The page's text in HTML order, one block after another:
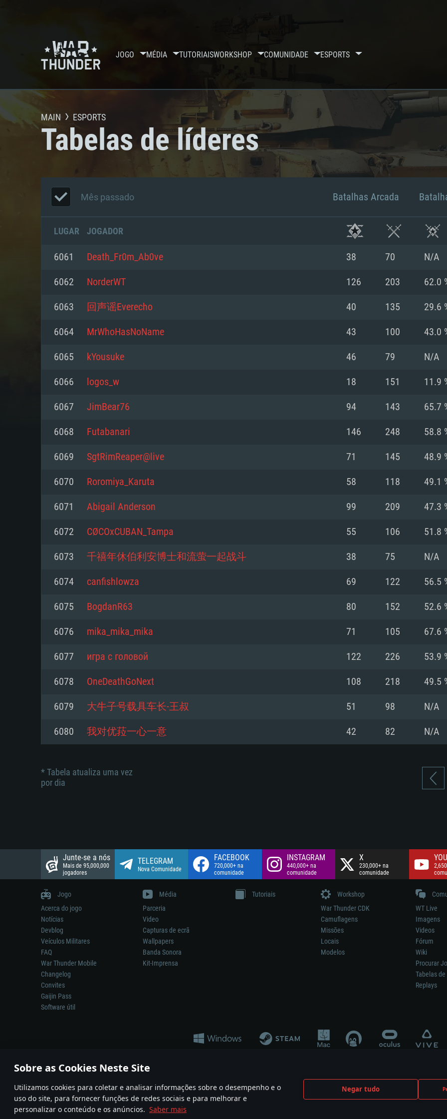
Sobre as Cookies Neste Site
Utilizamos cookies para coletar e analisar informações sobre o desempenho e o
uso do site, para fornecer funções de redes sociais e para melhorar e
personalizar o conteúdo e os anúncios. Saber mais
Negar tudo
JOGO MÉDIA TUTORIAISWORKSHOP COMUNIDADE ESPORTS
REQUERIMENTOS DE
Mínimo
77XX / NVIDIA GeForce GTX 660. Resolução
mínima suportada: 720p
Network: Internet de banda larga.
Disco: 23,1 GB
superior
Memória: 16 GB
Placa Gráfica:
Nvidia GeForce
Mínimo
mais recente
Processador: Core i5 2.2GHz mínimo (Intel Xeon
não suportado)
Memória: 6 GB
Placa Gráfica: Intel Iris Pro 5200 (Mac),
mínima suportada: 720p com suporte Metal.
Network: Internet de banda larga.
Disco: 21,5 GB
mais recente
Processador:
Memória: 8 GB
Placa Gráfica:
suporte Metal.
Network:
Disco: 60,2 GB
Mínimo
do Linux de 64bit
Processador: Dual-Core 2.4 GHz
Memória: 4 GB
Placa Gráfica: NVIDIA 660 com os drivers mais
recentes (não mais de 6 meses) / equivalentes
Vulkan (não mais de 6 meses); Resolução mínima
suportada: 720p.
Network: Internet de banda larga.
Disco: 21,5 GB
recentes (não
AMD (Radeon
Vulkan.
Network:
Disco: 60,2 GB
MAIN ESPORTS
Tabelas de líderes
Mês passado Batalhas Arcada
LUGAR JOGADOR
6061 Death_Fr0m_Ab0ve 38 70 N/A
6062 NorderWT 126 203 62.0
6063 回声谣Everecho 40 135 29.6
6064 MrWhoHasNoName 43 100 43.0
6065 kYousuke 46 79 N/A
6066 logos_w 18 151 11.9
6067 JimBear76 94 143 65.7
6068 Futabanari 146 248 58.8
6069 SgtRimReaper@live 71 145 48.9
6070 Roromiya_Karuta 58 118 49.1
6071 Abigail Anderson 99 209 47.3
6072 CØCOxCUBAN_Tampa 55 106 51.8
6073 千禧年休伯利安博士和流萤一起战斗 38 75 N/A
6074 canfishlowza 69 122 56.5
6075 BogdanR63 80 152 52.6
6076 mika_mika_mika 71 105 67.6
6077 игра с головой 122 226 53.9
6078 OneDeathGoNext 108 218 49.5
6079 大牛子号载具车长-王叔 51 98 N/A
6080 我对优菈一心一意 42 82 N/A
* Tabela atualiza uma vez
por dia
Junte-se a nós
Mais de 95,000,000
jogadores
TELEGRAM
Nova Comunidade
FACEBOOK
720,000+ na
comunidade
INSTAGRAM
440,000+ na
comunidade
X
230,000+ na
comunidade
Jogo
Acerca do jogo
Notícias
Devblog
Veículos Militares
FAQ
War Thunder Mobile
Changelog
Convites
Gaijin Pass
Software útil
Média
Parceria
Video
Capturas de ecrã
Wallpapers
Banda Sonora
Kit-Imprensa
Tutoriais
Workshop
War Thunder CDK
Camuflagens
Missões
Locais
Modelos
WT Live
Imagens
Videos
Fórum
Wiki
Procurar
Tabelas
Replays
A reprodução de qualquer sistema de armas ou veículo neste jogo não significa participação no desenvolvimento, patrocínio ou aval do respetivo
© 2011—2026 Gaijin Games Kft. All trademarks, logos and brand names are the property of their respective owners.
Termos e condições Termos de Serviço